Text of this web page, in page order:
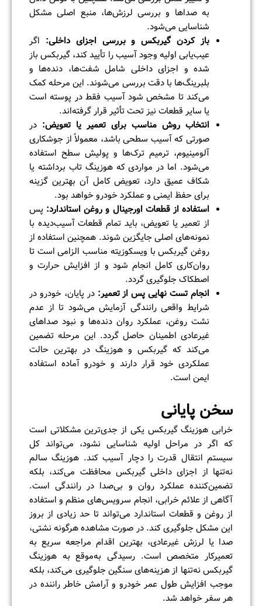
به صداها و بررسی لرزش‌ها، منبع اصلی مشکل
شناسایی می‌شود.
باز کردن گیربکس و بررسی اجزای داخلی: اگر
عیب‌یابی اولیه وجود آسیب را تأیید کند، گیربکس باز
شده و اجزای داخلی شامل شفت‌ها، دنده‌ها و
بلبرینگ‌ها با دقت بررسی می‌شوند. این مرحله کمک
می‌کند تا مشخص شود آسیب فقط در پوسته است
یا سایر قطعات نیز تحت تأثیر قرار گرفته‌اند.
انتخاب روش مناسب برای تعمیر یا تعویض: در
صورتی که آسیب سطحی باشد، معمولاً از جوشکاری
آلومینیوم، ترمیم ترک‌ها و پولیش سطح استفاده
می‌شود. اما در مواردی که هوزینگ تاب برداشته یا
شکاف عمیق دارد، تعویض کامل آن بهترین گزینه
برای حفظ ایمنی و عملکرد خودرو خواهد بود.
استفاده از قطعات اورجینال و روغن استاندارد: پس
از تعمیر یا تعویض، باید تمام قطعات آسیب‌دیده با
نمونه‌های اصلی جایگزین شوند. همچنین استفاده از
روغن گیربکس با ویسکوزیته مناسب الزامی است تا
روان‌کاری کامل انجام شود و از افزایش حرارت و
اصطکاک جلوگیری گردد.
انجام تست نهایی پس از تعمیر: در پایان، خودرو در
شرایط واقعی رانندگی آزمایش می‌شود تا از عدم
نشت روغن، عملکرد روان دنده‌ها و نبود صداهای
غیرعادی اطمینان حاصل گردد. این مرحله تضمین
می‌کند که گیربکس و هوزینگ در بهترین حالت
عملکردی خود قرار دارند و خودرو آماده استفاده
ایمن است.
سخن پایانی
خرابی هوزینگ گیربکس یکی از جدی‌ترین مشکلاتی است
که اگر در مراحل اولیه شناسایی نشود، می‌تواند کل
سیستم انتقال قدرت را دچار آسیب کند. هوزینگ سالم
نه‌تنها از اجزای داخلی گیربکس محافظت می‌کند، بلکه
تضمین‌کننده عملکرد روان و بی‌صدا در رانندگی است.
آگاهی از علائم خرابی، انجام سرویس‌های منظم و استفاده
از روغن و قطعات استاندارد می‌تواند تا حد زیادی از بروز
این مشکل جلوگیری کند. در صورت مشاهده هرگونه نشتی،
صدا یا لرزش غیرعادی، بهترین اقدام مراجعه سریع به
تعمیرکار متخصص است. رسیدگی به‌موقع به هوزینگ
گیربکس نه‌تنها از هزینه‌های سنگین جلوگیری می‌کند، بلکه
موجب افزایش طول عمر خودرو و آرامش خاطر راننده در
هر سفر خواهد شد.